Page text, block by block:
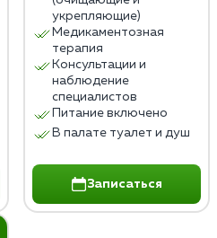
укрепляющие)
Медикаментозная
терапия
Консультации и
наблюдение
специалистов
Питание включено
В палате туалет и душ
Записаться